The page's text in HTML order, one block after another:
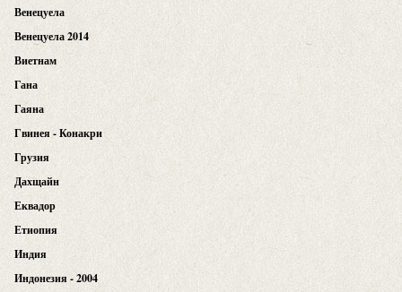
Венецуела
Венецуела 2014
Виетнам
Гана
Гаяна
Гвинея - Конакри
Грузия
Дахщайн
Еквадор
Етиопия
Индия
Индонезия - 2004